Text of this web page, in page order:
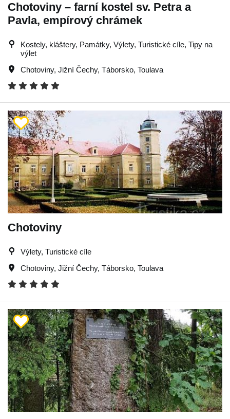
Chotoviny – farní kostel sv. Petra a
Pavla, empírový chrámek
Kostely, kláštery, Památky, Výlety, Turistické cíle, Tipy na
výlet
Chotoviny, Jižní Čechy, Táborsko, Toulava
Chotoviny
Výlety, Turistické cíle
Chotoviny, Jižní Čechy, Táborsko, Toulava